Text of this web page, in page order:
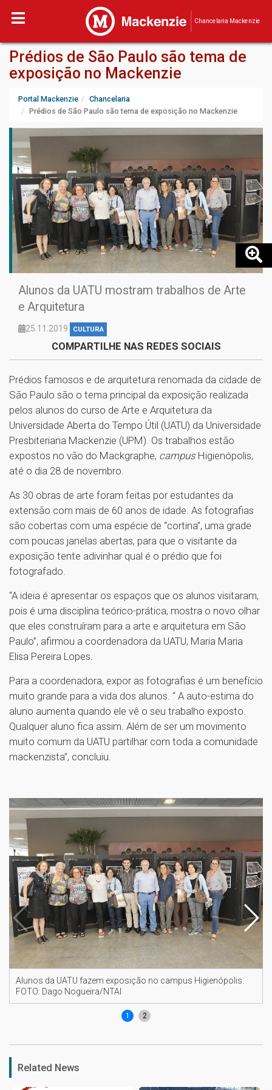
Chancelaria Mackenzie
Prédios de São Paulo são tema de
exposição no Mackenzie
Portal Mackenzie
Chancelaria
Prédios de São Paulo são tema de exposição no Mackenzie
Alunos da UATU mostram trabalhos de Arte
e Arquitetura
25.11.2019 CULTURA
COMPARTILHE NAS REDES SOCIAIS
Prédios famosos e de arquitetura renomada da cidade de
São Paulo são o tema principal da exposição realizada
pelos alunos do curso de Arte e Arquitetura da
Universidade Aberta do Tempo Útil (UATU) da Universidade
Presbiteriana Mackenzie (UPM). Os trabalhos estão
expostos no vão do Mackgraphe, campus Higienópolis,
até o dia 28 de novembro.
As 30 obras de arte foram feitas por estudantes da
extensão com mais de 60 anos de idade. As fotografias
são cobertas com uma espécie de “cortina”, uma grade
com poucas janelas abertas, para que o visitante da
exposição tente adivinhar qual é o prédio que foi
fotografado.
“A ideia é apresentar os espaços que os alunos visitaram,
pois é uma disciplina teórico-prática, mostra o novo olhar
que eles construíram para a arte e arquitetura em São
Paulo”, afirmou a coordenadora da UATU, Maria Maria
Elisa Pereira Lopes.
Para a coordenadora, expor as fotografias é um benefício
muito grande para a vida dos alunos. “ A auto-estima do
aluno aumenta quando ele vê o seu trabalho exposto.
Qualquer aluno fica assim. Além de ser um movimento
muito comum da UATU partilhar com toda a comunidade
mackenzista”, concluiu.
Alunos da UATU fazem exposição no campus Higienópolis.
FOTO: Dago Nogueira/NTAI
1 2
Related News